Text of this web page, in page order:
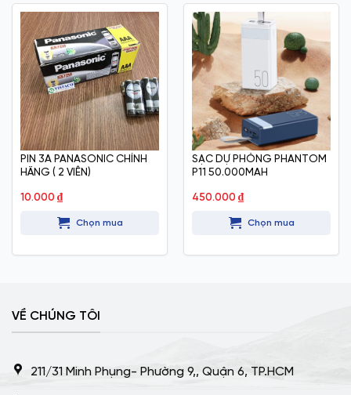
PIN 3A PANASONIC CHÍNH
HÃNG ( 2 VIÊN)
10.000 ₫
Chọn mua
SẠC DỰ PHÒNG PHANTOM
P11 50.000MAH
450.000 ₫
Chọn mua
VỀ CHÚNG TÔI
211/31 Minh Phụng- Phường 9,, Quận 6, TP.HCM